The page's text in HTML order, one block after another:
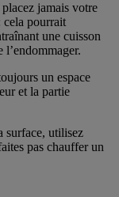
jamais votre
pourrait
une cuisson
un espace
et la partie
surface, utilisez
pas chauffer un